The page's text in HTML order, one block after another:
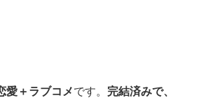
愛＋ラブコメです。 完結済みで、